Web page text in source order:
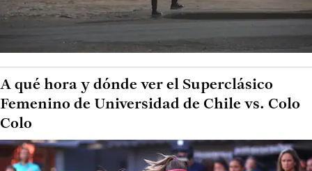
A qué hora y dónde ver el Superclásico
Femenino de Universidad de Chile vs. Colo
Colo